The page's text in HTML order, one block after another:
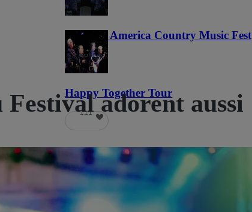
Voices of America Country Music Fest
36
Happy Together Tour
111 adorent aussi